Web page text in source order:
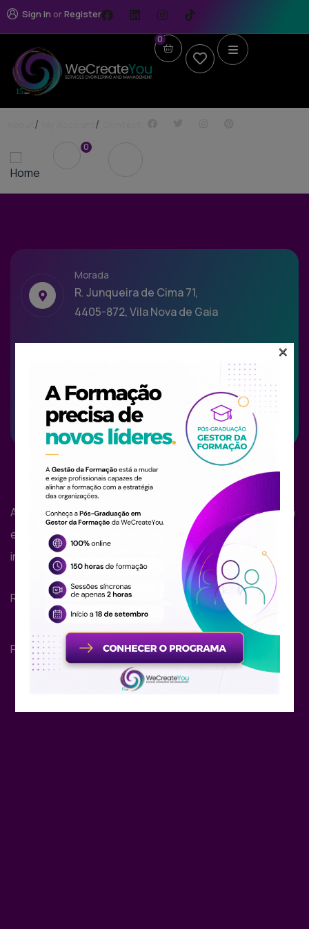
Sign in orRegister
0
0
Morada
R. Junqueira de Cima 71,
4405-872, Vila Nova de Gaia
A WeCreateYou é uma empresa de serviços, engenharia
e gestão, focada na criação de soluções disruptivas e
inovadoras com base tecnológica.
Redes Sociais:
Pagamentos
×